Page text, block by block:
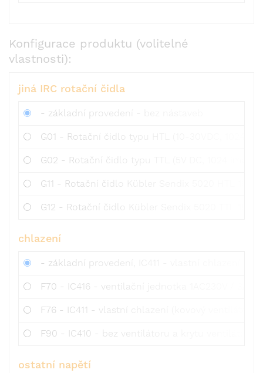
Konfigurace produktu (volitelné
vlastnosti):
jiná IRC rotační čidla
- základní provedení - bez nástaveb
G01 - Rotační čidlo typu HTL (10-30VDC, 1024
G02 - Rotační čidlo typu TTL (5V DC, 1024 imp/ot)
G11 - Rotační čidlo Kübler Sendix 5020 HTL
G12 - Rotační čidlo Kübler Sendix 5020 TTL
chlazení
- základní provedení, IC411 - vlastní chlazení
F70 - IC416 - ventilační jednotka 1AC230V /
F76 - IC411 - vlastní chlazení (kovový ventilátor)
F90 - IC410 - bez ventilátoru a krytu ventilátoru
ostatní napětí